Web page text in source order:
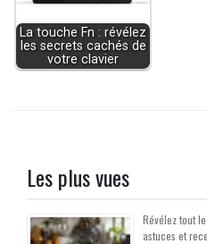
La touche Fn : révélez
les secrets cachés de
votre clavier
Les plus vues
Révélez tout
astuces et